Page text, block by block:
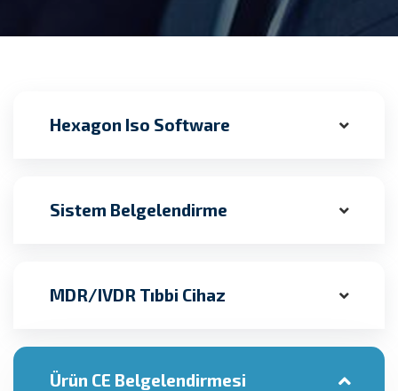
Hexagon Iso Software
Sistem Belgelendirme
MDR/IVDR Tıbbi Cihaz
Ürün CE Belgelendirmesi